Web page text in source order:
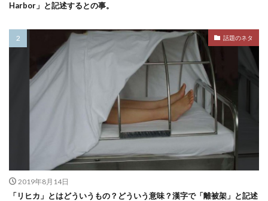
Harbor」と記述するとの事。
話題のネタ
2019年8月14日
「リヒカ」とはどういうもの？どういう意味？漢字で「離被架」と記述